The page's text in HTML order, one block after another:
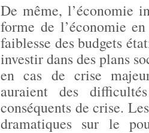
De même, l’économie
forme de l’économie
faiblesse des budgets
investir dans des plans
en cas de crise
auraient des
conséquents de crise.
dramatiques sur le